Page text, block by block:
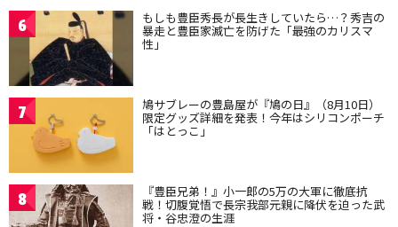
6 もしも豊臣秀長が長生きしていたら…？秀吉の
暴走と豊臣家滅亡を防げた「最強のカリスマ
性」
7 鳩サブレーの豊島屋が『鳩の日』（8月10日）
限定グッズ詳細を発表！今年はシリコンポーチ
「はとっこ」
8 『豊臣兄弟！』小一郎の5万の大軍に徹底抗
戦！切腹覚悟で長宗我部元親に降伏を迫った武
将・谷忠澄の生涯